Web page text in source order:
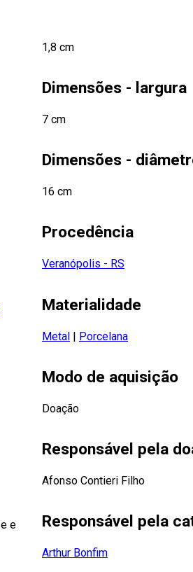
1,8 cm
Dimensões - largura
7 cm
Dimensões -
16 cm
Procedência
Veranópolis - RS
Materialidade
Metal | Porcelana
Modo de aquisição
Doação
Responsável pela
Afonso Contieri Filho
Responsável pela
Arthur Bonfim